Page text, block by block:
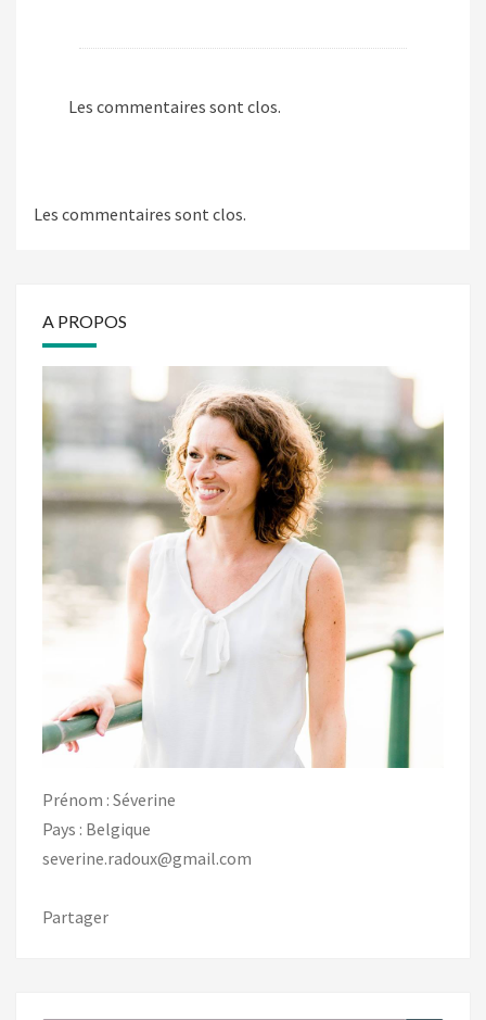
Les commentaires sont clos.
Les commentaires sont clos.
A PROPOS
Prénom : Séverine
Pays : Belgique
severine.radoux@gmail.com
Partager